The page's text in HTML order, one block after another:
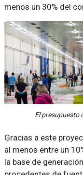
menos un 30% del
El presupuesto
Gracias a este
al menos entre un
la base de